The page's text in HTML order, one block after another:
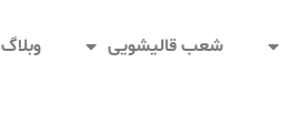
شعب قالیشویی وبلاگ